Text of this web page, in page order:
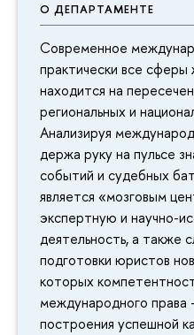
О ДЕПАРТАМЕНТЕ
Современное
практически все
находится на
региональных и
Анализируя
держа руку на пульсе
событий и судебных
является «мозговым
экспертную и научно-
деятельность, а также
подготовки юристов
которых
международного
построения успешной